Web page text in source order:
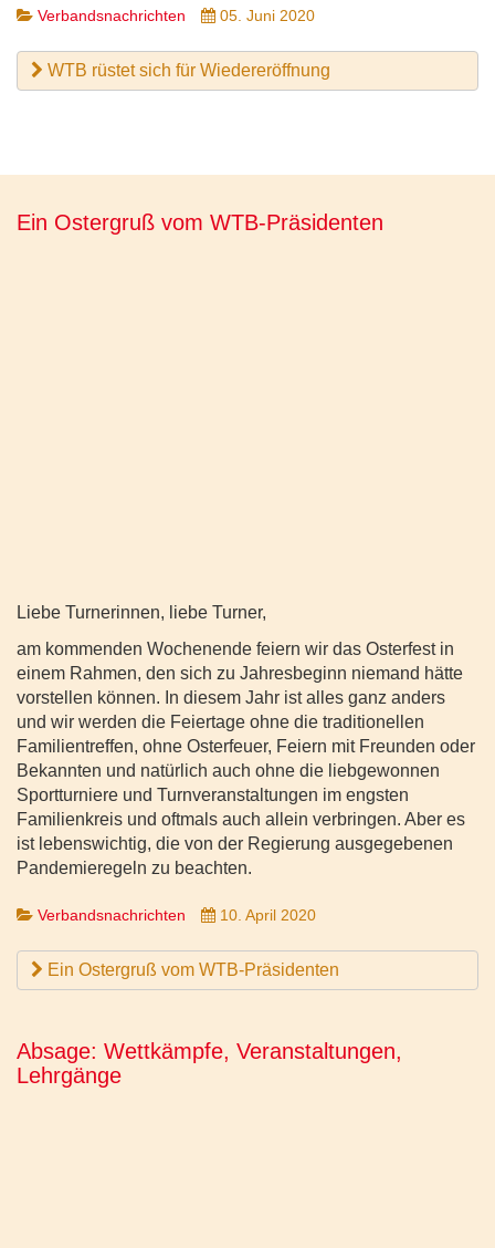
Verbandsnachrichten 05. Juni 2020
WTB rüstet sich für Wiedereröffnung
Ein Ostergruß vom WTB-Präsidenten
Liebe Turnerinnen, liebe Turner,
am kommenden Wochenende feiern wir das Osterfest in
einem Rahmen, den sich zu Jahresbeginn niemand hätte
vorstellen können. In diesem Jahr ist alles ganz anders
und wir werden die Feiertage ohne die traditionellen
Familientreffen, ohne Osterfeuer, Feiern mit Freunden oder
Bekannten und natürlich auch ohne die liebgewonnen
Sportturniere und Turnveranstaltungen im engsten
Familienkreis und oftmals auch allein verbringen. Aber es
ist lebenswichtig, die von der Regierung ausgegebenen
Pandemieregeln zu beachten.
Verbandsnachrichten 10. April 2020
Ein Ostergruß vom WTB-Präsidenten
Absage: Wettkämpfe, Veranstaltungen,
Lehrgänge